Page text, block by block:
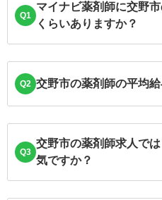
Q1
マイナビ薬剤師に交野
くらいありますか？
Q2 交野市の薬剤師の平均
Q3
交野市の薬剤師求人で
気ですか？